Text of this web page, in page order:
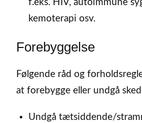
f.eks. HIV, autoimmune
kemoterapi osv.
Forebyggelse
Følgende råd og
at forebygge eller undgå
Undgå tætsiddende/